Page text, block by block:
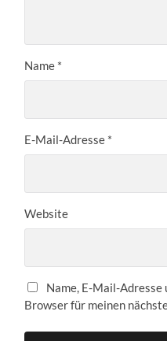
Name *
E-Mail-Adresse *
Website
Name, E-Mail-Adresse
Browser für meinen